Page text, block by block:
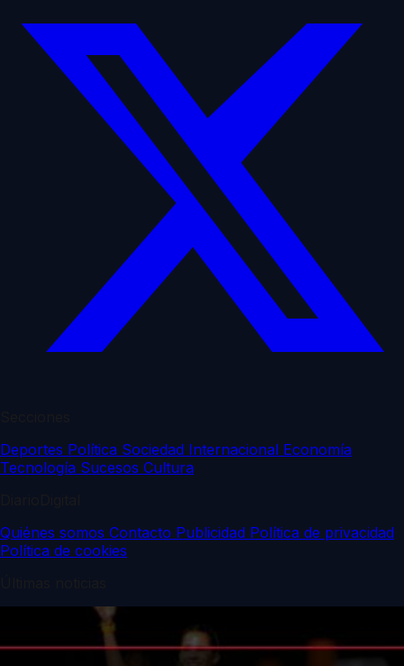
Deportes Política Sociedad Internacional Economía
Tecnología Sucesos Cultura
Quiénes somos Contacto Publicidad Política de privacidad
Política de cookies